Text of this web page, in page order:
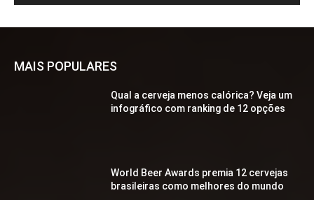
MAIS POPULARES
Qual a cerveja menos calórica? Veja um
infográfico com ranking de 12 opções
World Beer Awards premia 12 cervejas
brasileiras como melhores do mundo